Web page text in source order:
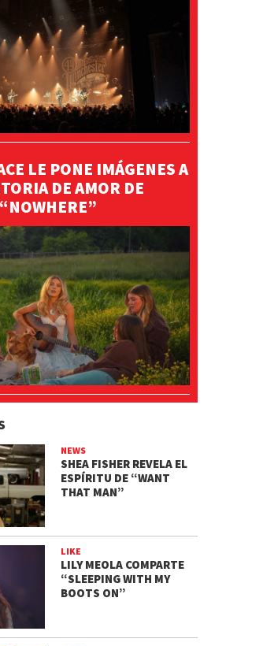
LE PONE IMÁGENES A
DE AMOR DE
“NOWHERE”
NEWS
SHEA FISHER REVELA EL
ESPÍRITU DE “WANT
THAT MAN”
LIKE
LILY MEOLA COMPARTE
“SLEEPING WITH MY
BOOTS ON”